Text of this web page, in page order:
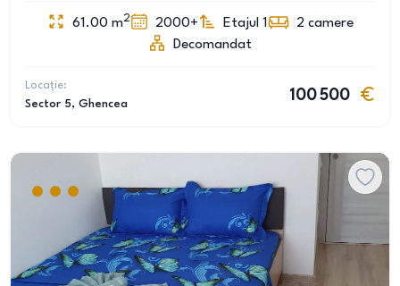
61.00 m2 2000+ Etajul 1 2 camere
Decomandat
Locație:
Sector 5, Ghencea
100 500